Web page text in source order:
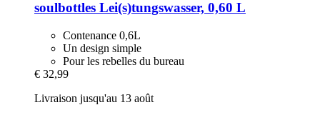
soulbottles Lei(s)tungswasser, 0,60 L
Contenance 0,6L
Un design simple
Pour les rebelles du bureau
€ 32,99
Livraison jusqu'au 13 août